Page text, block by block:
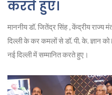
करते हुए।
माननीय डॉ. जितेंद्र सिंह , केंद्रीय राज्य
दिल्ली के कर कमलों से डॉ. पी. के. ज्ञान को
नई दिल्ली में सम्मानित करते हुए।